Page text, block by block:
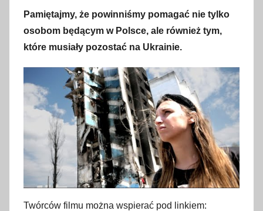
n
o
8
0
2
Pamiętajmy, że powinniśmy pomagać nie tylko
osobom będącym w Polsce, ale również tym,
które musiały pozostać na Ukrainie.
Twórców filmu można wspierać pod linkiem: